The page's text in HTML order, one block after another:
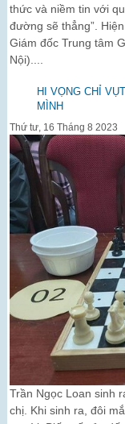
thức và niềm tin với
đường sẽ thẳng”.
Giám đốc Trung tâm
Nội)....
HI VỌNG CHỈ
MÌNH
Thứ tư, 16 Tháng 8 2023
Trần Ngọc Loan sinh
chị. Khi sinh ra, đôi